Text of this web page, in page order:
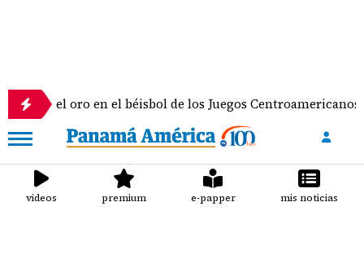
oro en el béisbol de los Juegos Centroamericanos y del
videos premium e-papper mis noticias